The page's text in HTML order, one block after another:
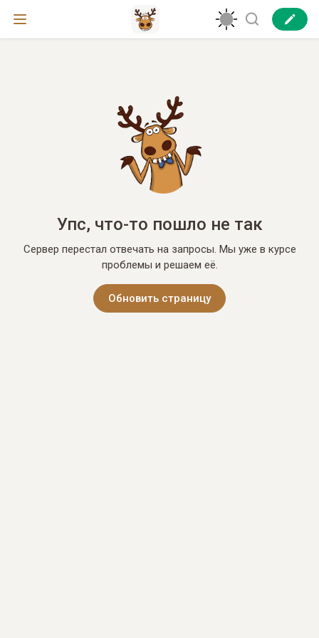
Упс, что-то пошло не так
Сервер перестал отвечать на запросы. Мы уже в курсе
проблемы и решаем её.
Обновить страницу